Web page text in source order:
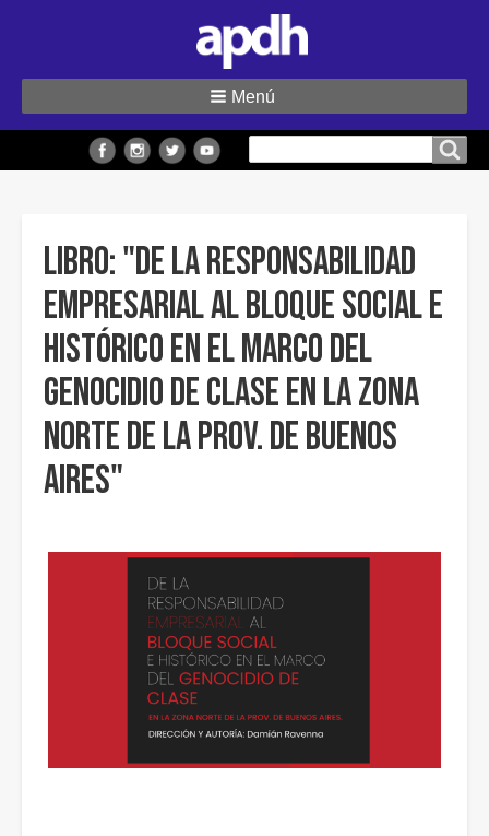
sitio
Menú
Libro: "De la responsabilidad
empresarial al bloque social e
histórico en el marco del
genocidio de clase en la zona
norte de la prov. de Buenos
Aires"